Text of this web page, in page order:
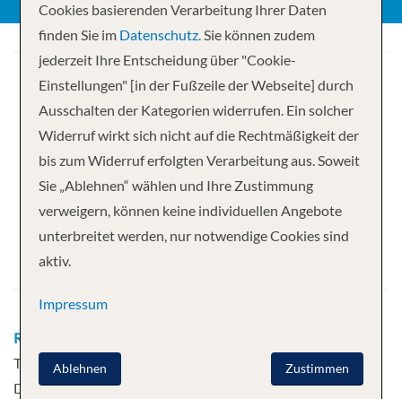
Ihre Kreuzfahrt
11 NächteL’Austral
Abfahrt
Route
The Drake Passage - Crossing The
Drake Passage - Antarctic Peninsula -
Cookies basierenden Verarbeitung Ihrer Daten
finden Sie im Datenschutz.Sie können zudem
jederzeit Ihre Entscheidung über "Cookie-
Einstellungen" [in der Fußzeile der Webseite] durch
Ausschalten der Kategorien widerrufen. Ein solcher
Widerruf wirkt sich nicht auf die Rechtmäßigkeit der
bis zum Widerruf erfolgten Verarbeitung aus. Soweit
Sie „Ablehnen“ wählen und Ihre Zustimmung
verweigern, können keine individuellen Angebote
unterbreitet werden, nur notwendige Cookies sind
aktiv.
Impressum
Zustimmen
Ablehnen